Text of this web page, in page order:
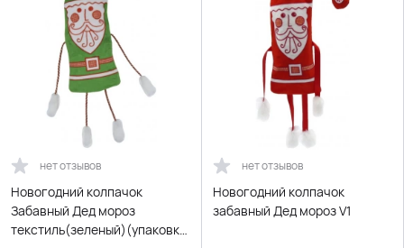
нет отзывов
Новогодний колпачок
Забавный Дед мороз
текстиль(зеленый)(упаковка
нет отзывов
Новогодний колпачок
забавный Дед мороз V1